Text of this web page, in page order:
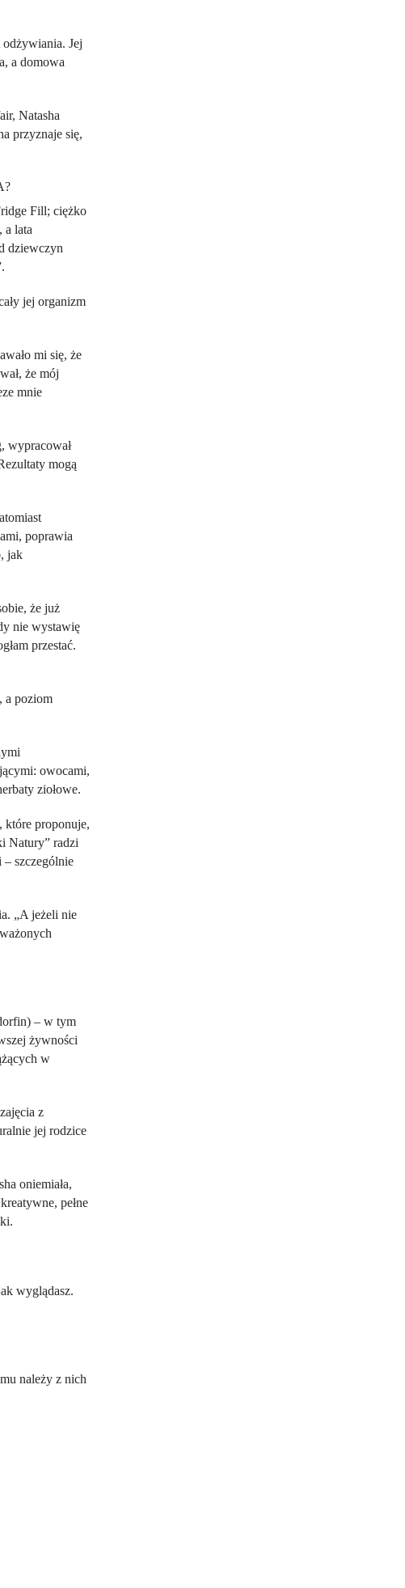
Jej
a domowa
Natasha
przyznaje się,
Fill; ciężko
a lata
dziewczyn
jej organizm
mi się, że
że mój
mnie
wypracował
mogą
poprawia
jak
że już
nie wystawię
przestać.
a poziom
owocami,
ziołowe.
które proponuje,
Natury” radzi
– szczególnie
„A jeżeli nie
– w tym
żywności
w
z
jej rodzice
oniemiała,
pełne
wyglądasz.
należy z nich